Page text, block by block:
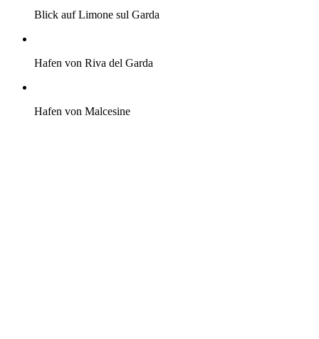
Blick auf Limone sul Garda
Hafen von Riva del Garda
Hafen von Malcesine